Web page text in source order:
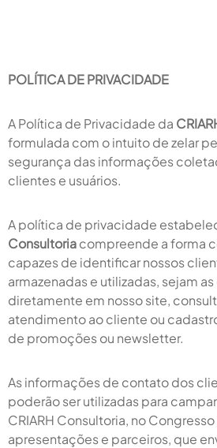
POLÍTICA DE PRIVACIDADE
A Política de Privacidade da
formulada com o intuito de zelar
segurança das informações
clientes e usuários.
A política de privacidade
Consultoriacompreende a forma
capazes de identificar nossos
armazenadas e utilizadas, sejam
diretamente em nosso site,
atendimento ao cliente ou
de promoções ou newsletter.
As informações de contato dos
poderão ser utilizadas para
CRIARH Consultoria, no Congresso
apresentações e parceiros, que